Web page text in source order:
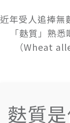
近年受人追捧
「麩質」熟
（Wheat
麩質